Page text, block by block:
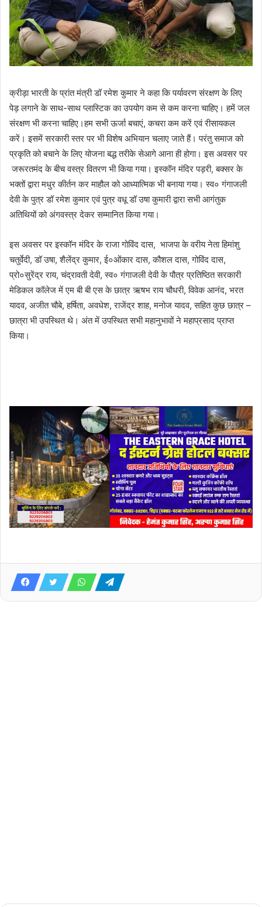
क्रीड़ा भारती के प्रांत मंत्री डॉ रमेश कुमार ने कहा कि पर्यावरण संरक्षण के लिए
पेड़ लगाने के साथ-साथ प्लास्टिक का उपयोग कम से कम करना चाहिए। हमें जल
संरक्षण भी करना चाहिए।हम सभी ऊर्जा बचाएं, कचरा कम करें एवं रीसायकल
करें। इसमें सरकारी स्तर पर भी विशेष अभियान चलाए जाते हैं। परंतु समाज को
प्रकृति को बचाने के लिए योजना बद्ध तरीके सेआगे आना ही होगा। इस अवसर पर
जरूरतमंद के बीच वस्त्र वितरण भी किया गया। इस्कॉन मंदिर पड़री, बक्सर के
भक्तों द्वारा मधुर कीर्तन कर माहौल को आध्यात्मिक भी बनाया गया। स्व० गंगाजली
देवी के पुत्र डॉ रमेश कुमार एवं पुत्र वधू डॉ उषा कुमारी द्वारा सभी आगंतुक
अतिथियों को अंगवस्त्र देकर सम्मानित किया गया।
इस अवसर पर इस्कॉन मंदिर के राजा गोविंद दास, भाजपा के वरीय नेता हिमांशु
चतुर्वेदी, डॉ उषा, शैलेंद्र कुमार, ई०ओंकार दास, कौशल दास, गोविंद दास,
प्रो०सुरेंद्र राय, चंद्रावती देवी, स्व० गंगाजली देवी के पौत्र प्रतिष्ठित सरकारी
मेडिकल कॉलेज में एम बी बी एस के छात्र ऋषभ राय चौधरी, विवेक आनंद, भरत
यादव, अजीत चौबे, हर्षिता, अवधेश, राजेंद्र शाह, मनोज यादव, सहित कुछ छात्र –
छात्रा भी उपस्थित थे। अंत में उपस्थित सभी महानुभावों ने महाप्रसाद प्राप्त
किया।